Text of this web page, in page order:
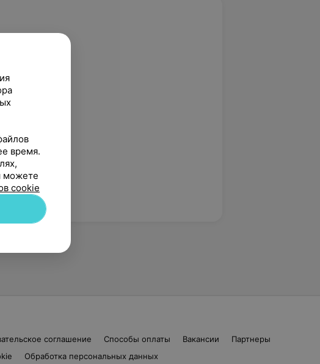
соглашение Способы оплаты Вакансии
Партнеры
Обработка персональных данных
время.
можете
cookie